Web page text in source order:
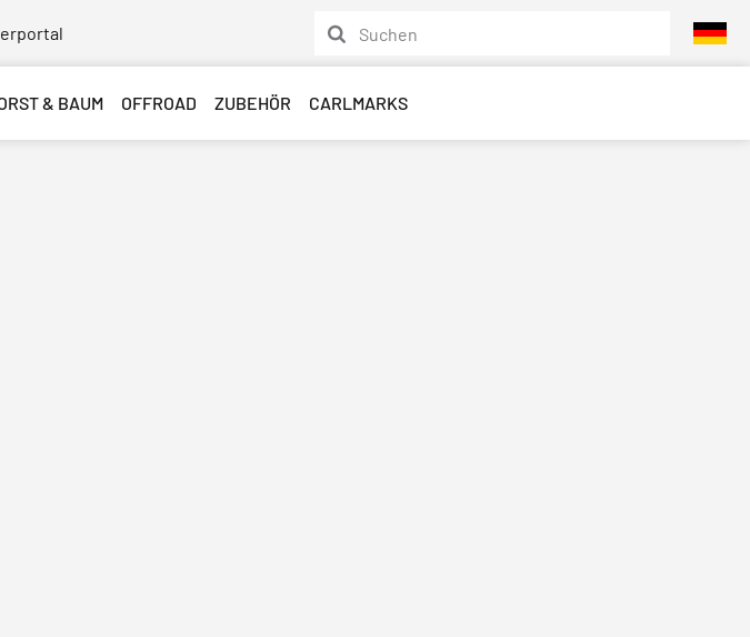
& BAUM OFFROAD ZUBEHÖR CARLMARKS